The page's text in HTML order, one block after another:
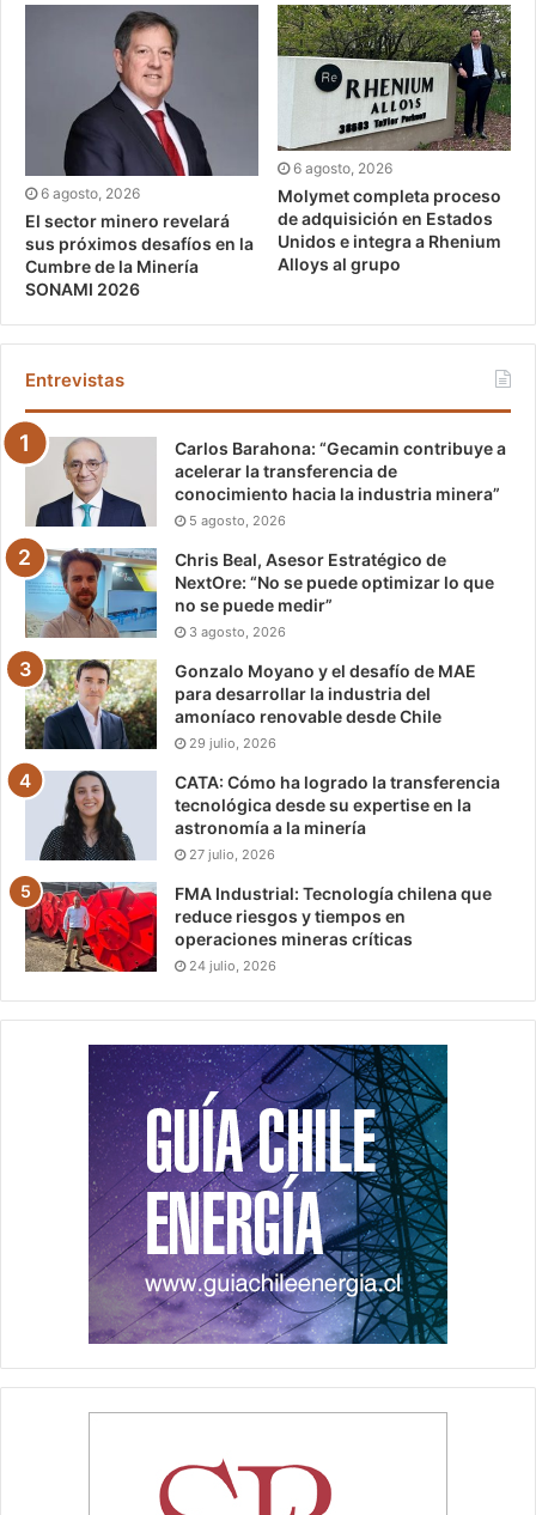
6 agosto, 2026
El sector minero revelará
sus próximos desafíos en la
Cumbre de la Minería
SONAMI 2026
6 agosto, 2026
Molymet completa proceso
de adquisición en Estados
Unidos e integra a Rhenium
Alloys al grupo
Entrevistas
Carlos Barahona: “Gecamin contribuye a
acelerar la transferencia de
conocimiento hacia la industria minera”
5 agosto, 2026
Chris Beal, Asesor Estratégico de
NextOre: “No se puede optimizar lo que
no se puede medir”
3 agosto, 2026
Gonzalo Moyano y el desafío de MAE
para desarrollar la industria del
amoníaco renovable desde Chile
29 julio, 2026
CATA: Cómo ha logrado la transferencia
tecnológica desde su expertise en la
astronomía a la minería
27 julio, 2026
FMA Industrial: Tecnología chilena que
reduce riesgos y tiempos en
operaciones mineras críticas
24 julio, 2026